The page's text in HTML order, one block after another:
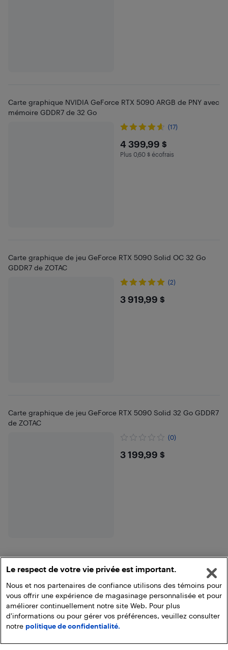
Carte graphique NVIDIA GeForce RTX 5090 ARGB de PNY avec
mémoire GDDR7 de 32 Go
(17)
$4399.99
4 399,99 $
Plus 0.6 $ en écofrais
Plus 0,60 $ écofrais
Carte graphique de jeu GeForce RTX 5090 Solid OC 32 Go
GDDR7 de ZOTAC
(2)
$3919.99
3 919,99 $
Carte graphique de jeu GeForce RTX 5090 Solid 32 Go GDDR7
de ZOTAC
(0)
$3199.99
3 199,99 $
Fin des résultats
Le respect de votre vie privée est important.
Nous et nos partenaires de confiance utilisons des témoins pour
vous offrir une expérience de magasinage personnalisée et pour
améliorer continuellement notre site Web. Pour plus
d'informations ou pour gérer vos préférences, veuillez consulter
notre politique de confidentialité.